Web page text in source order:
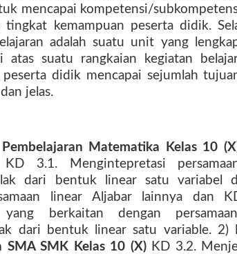
mencapai kompetensi/
tingkat kemampuan peserta didik.
adalah suatu unit yang
suatu rangkaian kegiatan
didik mencapai sejumlah
jelas.
Matematika Kelas 10
3.1. Mengintepretasi
dari bentuk linear satu variabel
linear Aljabar lainnya dan
yang berkaitan dengan
dari bentuk linear satu variable. 2)
SMA SMK Kelas 10 (X) KD 3.2.